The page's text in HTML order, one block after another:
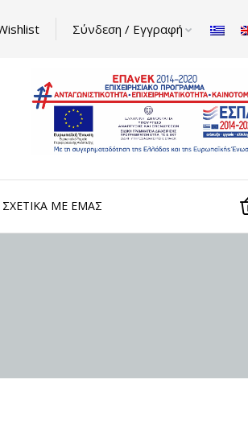
Σύνδεση / Εγγραφή
ΣΧΕΤΙΚΆ ΜΕ ΕΜΆΣ